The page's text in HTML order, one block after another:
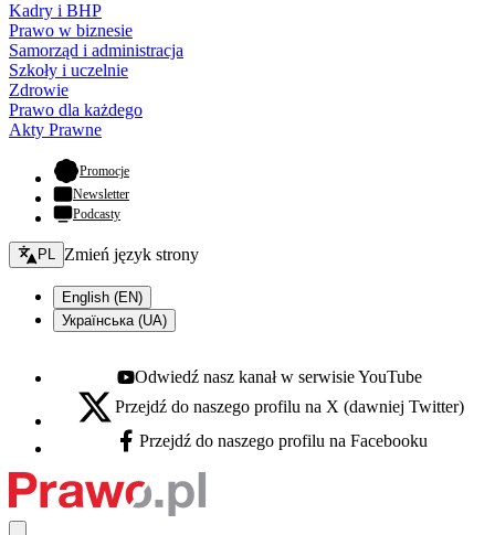
Kadry i BHP
Prawo w biznesie
Samorząd i administracja
Szkoły i uczelnie
Zdrowie
Prawo dla każdego
Akty Prawne
Promocje- otwiera się w nowej karcie
Newsletter
Podcasty
Zmień język - bieżący:
PL Zmień język strony
English (EN)
Українська (UA)
Youtube - otwiera się w nowej karcie
Odwiedź nasz kanał w serwisie YouTube
X - otwiera się w nowej karcie
Przejdź do naszego profilu na X (dawniej Twitter)
Facebook - otwiera się w nowej karcie
Przejdź do naszego profilu na Facebooku